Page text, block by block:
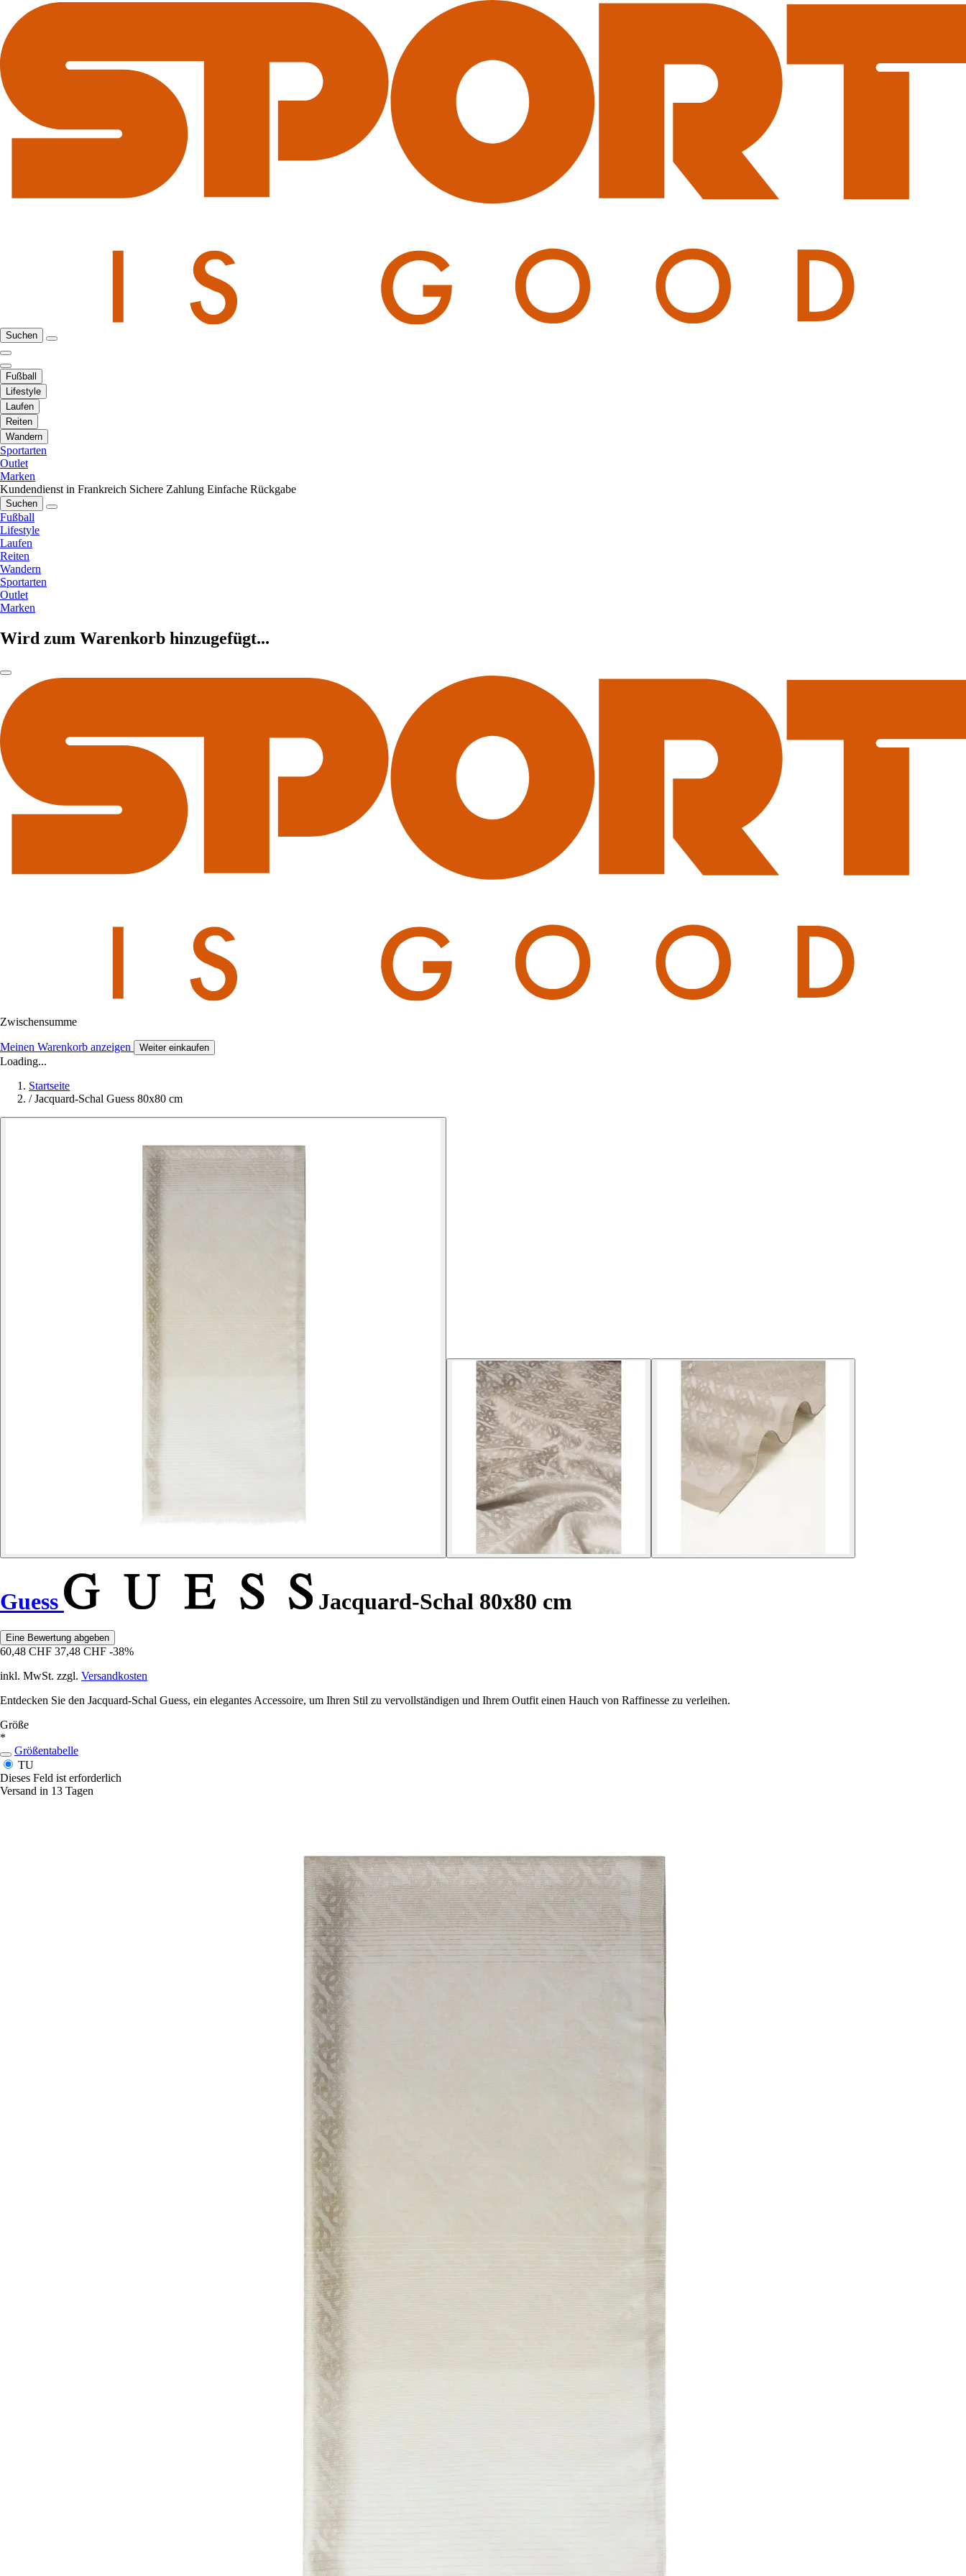
Suchen
Fußball
Lifestyle
Laufen
Reiten
Wandern
Sportarten
Outlet
Marken
Kundendienst in Frankreich Sichere Zahlung Einfache Rückgabe
Suchen
Fußball
Lifestyle
Laufen
Reiten
Wandern
Sportarten
Outlet
Marken
Wird zum Warenkorb hinzugefügt...
Zwischensumme
Meinen Warenkorb anzeigen Weiter einkaufen
Loading...
Startseite
/ Jacquard-Schal Guess 80x80 cm
Guess Jacquard-Schal 80x80 cm
Eine Bewertung abgeben
60,48 CHF 37,48 CHF -38%
inkl. MwSt. zzgl. Versandkosten
Entdecken Sie den Jacquard-Schal Guess, ein elegantes Accessoire, um Ihren Stil zu vervollständigen und Ihrem Outfit einen Hauch von Raffinesse zu verleihen.
Größe
*
Größentabelle
TU
Dieses Feld ist erforderlich
Versand in 13 Tagen